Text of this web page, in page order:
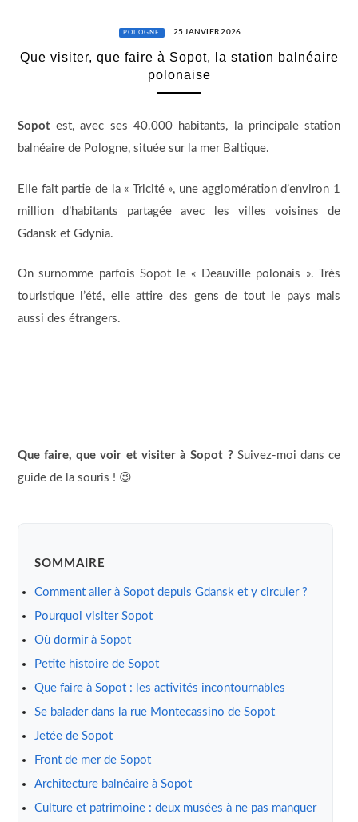
POLOGNE 25 JANVIER 2026
Que visiter, que faire à Sopot, la station balnéaire
polonaise
Sopotest, avec ses 40.000 habitants, la principale station
balnéaire de Pologne, située sur la mer Baltique.
Elle fait partie de la « Tricité », une agglomération d’environ 1
million d’habitants partagée avec les villes voisines de
Gdansk et Gdynia.
On surnomme parfois Sopot le « Deauville polonais ». Très
touristique l’été, elle attire des gens de tout le pays mais
aussi des étrangers.
Que faire, que voir et visiter à Sopot ?Suivez-moi dans ce
guide de la souris ! 😉
SOMMAIRE
Comment aller à Sopot depuis Gdansk et y circuler ?
Pourquoi visiter Sopot
Où dormir à Sopot
Petite histoire de Sopot
Que faire à Sopot : les activités incontournables
Se balader dans la rue Montecassino de Sopot
Jetée de Sopot
Front de mer de Sopot
Architecture balnéaire à Sopot
Culture et patrimoine : deux musées à ne pas manquer